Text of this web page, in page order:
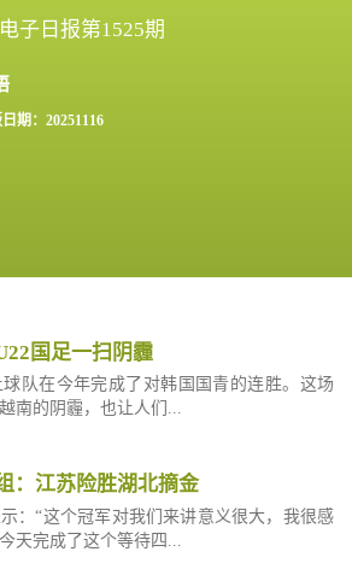
电子日报第1525期
期：20251116
国足一扫阴霾
队在今年完成了对韩国国青的连胜。这场
南的阴霾，也让人们...
：江苏险胜湖北摘金
：“这个冠军对我们来讲意义很大，我很感
天完成了这个等待四...